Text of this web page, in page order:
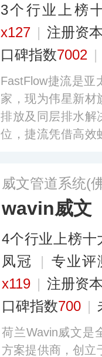
3个行业上榜
x127 | 注册资
口碑指数7002 |
FastFlow捷流是亚
家，现为伟星新材
排放及同层排水解
位，捷流凭借高效
机场、体育场馆等
威文管道系统(
wavin威文
4个行业上榜十
凤冠
| 专业
x119 | 注册资
口碑指数700 |
荷兰Wavin威文是
方案提供商，创立